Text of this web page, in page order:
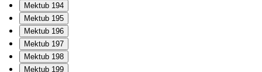
Mektub 194
Mektub 195
Mektub 196
Mektub 197
Mektub 198
Mektub 199